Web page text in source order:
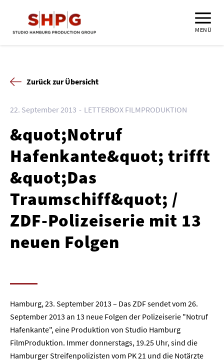
MENÜ
Zurück zur Übersicht
22. September 2013 LETTERBOX FILMPRODUKTION
&quot;Notruf
Hafenkante&quot; trifft
&quot;Das
Traumschiff&quot; /
ZDF-Polizeiserie mit 13
neuen Folgen
Hamburg, 23. September 2013 – Das ZDF sendet vom 26.
September 2013 an 13 neue Folgen der Polizeiserie "Notruf
Hafenkante", eine Produktion von Studio Hamburg
FilmProduktion. Immer donnerstags, 19.25 Uhr, sind die
Hamburger Streifenpolizisten vom PK 21 und die Notärzte